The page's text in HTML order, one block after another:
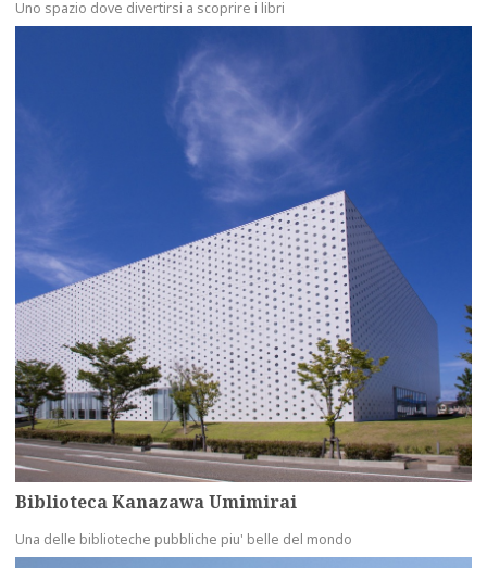
Uno spazio dove divertirsi a scoprire i libri
Biblioteca Kanazawa Umimirai
Una delle biblioteche pubbliche piu' belle del mondo